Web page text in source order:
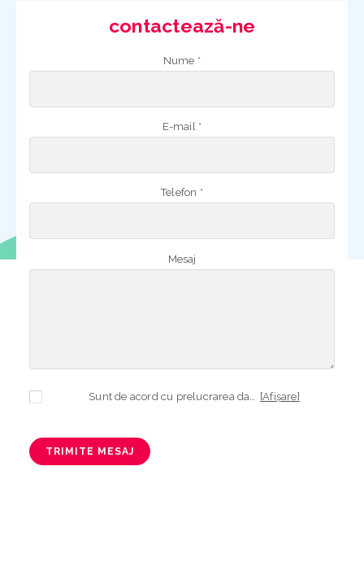
contactează-ne
Nume *
E-mail *
Telefon *
Mesaj
[Afișare]
TRIMITE MESAJ